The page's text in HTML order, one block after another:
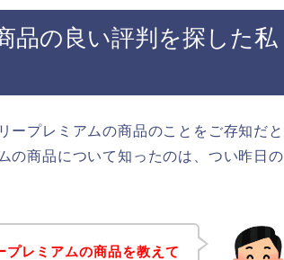
品の良い評判を探した私
ープレミアムの商品のことをご存知だと
の商品について知ったのは、つい昨日の
レミアムの商品を教えて